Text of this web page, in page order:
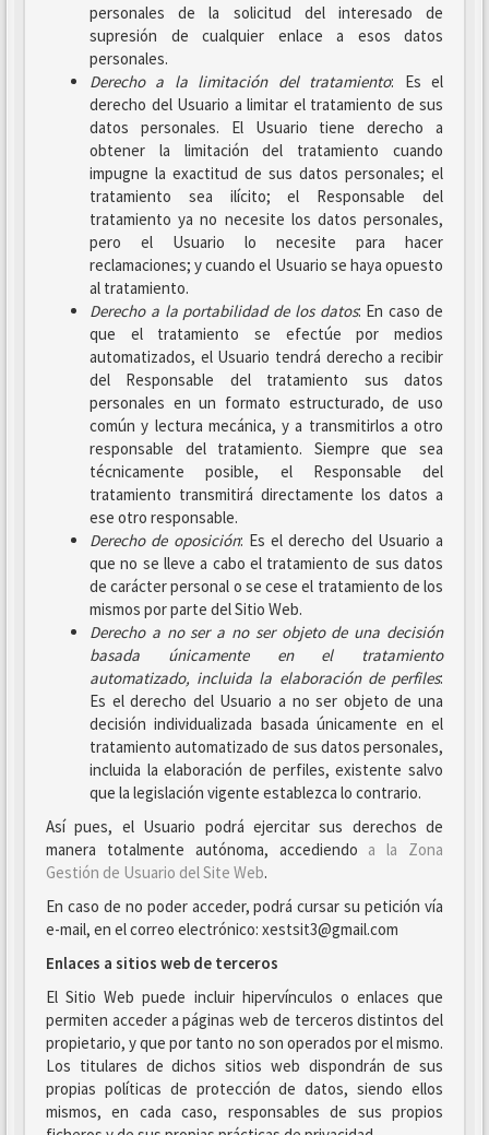
personales de la solicitud del interesado de
supresión de cualquier enlace a esos datos
personales.
Derecho a la limitación del tratamiento: Es el
derecho del Usuario a limitar el tratamiento de sus
datos personales. El Usuario tiene derecho a
obtener la limitación del tratamiento cuando
impugne la exactitud de sus datos personales; el
tratamiento sea ilícito; el Responsable del
tratamiento ya no necesite los datos personales,
pero el Usuario lo necesite para hacer
reclamaciones; y cuando el Usuario se haya opuesto
al tratamiento.
Derecho a la portabilidad de los datos: En caso de
que el tratamiento se efectúe por medios
automatizados, el Usuario tendrá derecho a recibir
del Responsable del tratamiento sus datos
personales en un formato estructurado, de uso
común y lectura mecánica, y a transmitirlos a otro
responsable del tratamiento. Siempre que sea
técnicamente posible, el Responsable del
tratamiento transmitirá directamente los datos a
ese otro responsable.
Derecho de oposición: Es el derecho del Usuario a
que no se lleve a cabo el tratamiento de sus datos
de carácter personal o se cese el tratamiento de los
mismos por parte del Sitio Web.
Derecho a no ser a no ser objeto de una decisión
basada únicamente en el tratamiento
automatizado, incluida la elaboración de perfiles:
Es el derecho del Usuario a no ser objeto de una
decisión individualizada basada únicamente en el
tratamiento automatizado de sus datos personales,
incluida la elaboración de perfiles, existente salvo
que la legislación vigente establezca lo contrario.
Así pues, el Usuario podrá ejercitar sus derechos de
manera totalmente autónoma, accediendo a la Zona
Gestión de Usuario del Site Web.
En caso de no poder acceder, podrá cursar su petición vía
e-mail, en el correo electrónico: xestsit3@gmail.com
Enlaces a sitios web de terceros
El Sitio Web puede incluir hipervínculos o enlaces que
permiten acceder a páginas web de terceros distintos del
propietario, y que por tanto no son operados por el mismo.
Los titulares de dichos sitios web dispondrán de sus
propias políticas de protección de datos, siendo ellos
mismos, en cada caso, responsables de sus propios